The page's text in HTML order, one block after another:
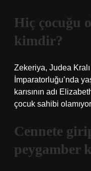
Hiç çocuğu
kimdir?
Zekeriya, Judea
İmparatorluğu’nda
karısının adı
çocuk sahibi
Cennete
peygamber